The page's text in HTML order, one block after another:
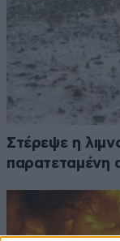
Στέρεψε η
παρατεταμένη